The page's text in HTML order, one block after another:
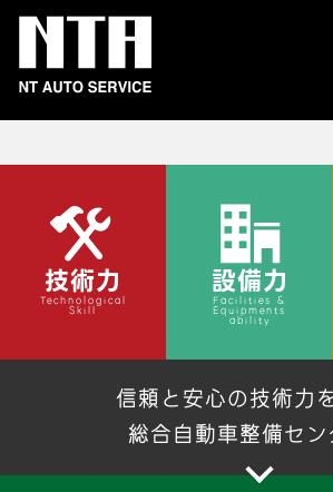
技術力
Technological
Skill
設備力
Facilities &
Equipments
ability
信頼と安心の技術力
総合自動車整備セン